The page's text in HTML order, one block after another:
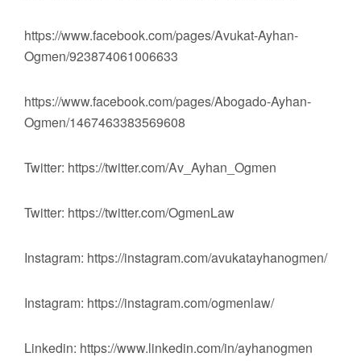
https://www.facebook.com/pages/Avukat-Ayhan-
Ogmen/923874061006633
https://www.facebook.com/pages/Abogado-Ayhan-
Ogmen/1467463383569608
Twitter: https://twitter.com/Av_Ayhan_Ogmen
Twitter: https://twitter.com/OgmenLaw
Instagram: https://instagram.com/avukatayhanogmen/
Instagram: https://instagram.com/ogmenlaw/
Linkedin: https://www.linkedin.com/in/ayhanogmen